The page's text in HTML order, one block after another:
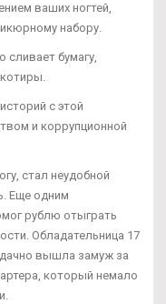
ваших ногтей,
набору.
сливает бумагу,
котиры.
с этой
и коррупционной
стал неудобной
Еще одним
рублю отыграть
Обладательница 17
вышла замуж за
который немало